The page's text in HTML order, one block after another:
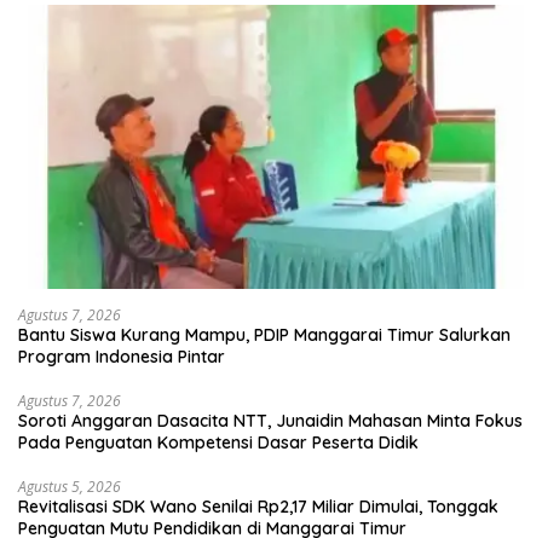
Agustus 7, 2026
Bantu Siswa Kurang Mampu, PDIP Manggarai Timur Salurkan
Program Indonesia Pintar
Agustus 7, 2026
Soroti Anggaran Dasacita NTT, Junaidin Mahasan Minta Fokus
Pada Penguatan Kompetensi Dasar Peserta Didik
Agustus 5, 2026
Revitalisasi SDK Wano Senilai Rp2,17 Miliar Dimulai, Tonggak
Penguatan Mutu Pendidikan di Manggarai Timur